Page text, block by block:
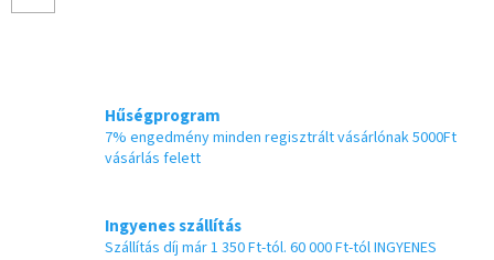
Hűségprogram
7% engedmény minden regisztrált vásárlónak 5000Ft
vásárlás felett
Ingyenes szállítás
Szállítás díj már 1 350 Ft-tól. 60 000 Ft-tól INGYENES